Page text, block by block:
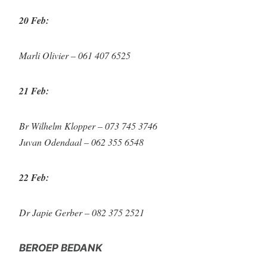
20 Feb:
Marli Olivier – 061 407 6525
21 Feb:
Br Wilhelm Klopper – 073 745 3746
Juvan Odendaal – 062 355 6548
22 Feb:
Dr Japie Gerber – 082 375 2521
BEROEP BEDANK